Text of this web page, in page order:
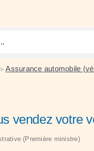
> Assurance automobile
vendez votre
(Première ministre)